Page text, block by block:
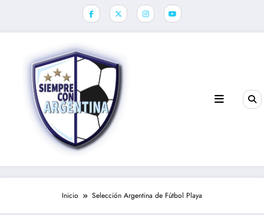
Inicio Selección Argentina de Fútbol Playa